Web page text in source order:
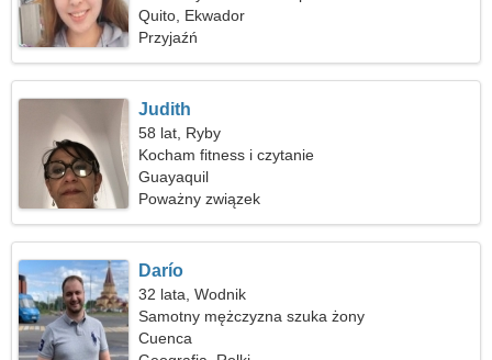
Quito, Ekwador
Przyjaźń
Judith
58 lat, Ryby
Kocham fitness i czytanie
Guayaquil
Poważny związek
Darío
32 lata, Wodnik
Samotny mężczyzna szuka żony
Cuenca